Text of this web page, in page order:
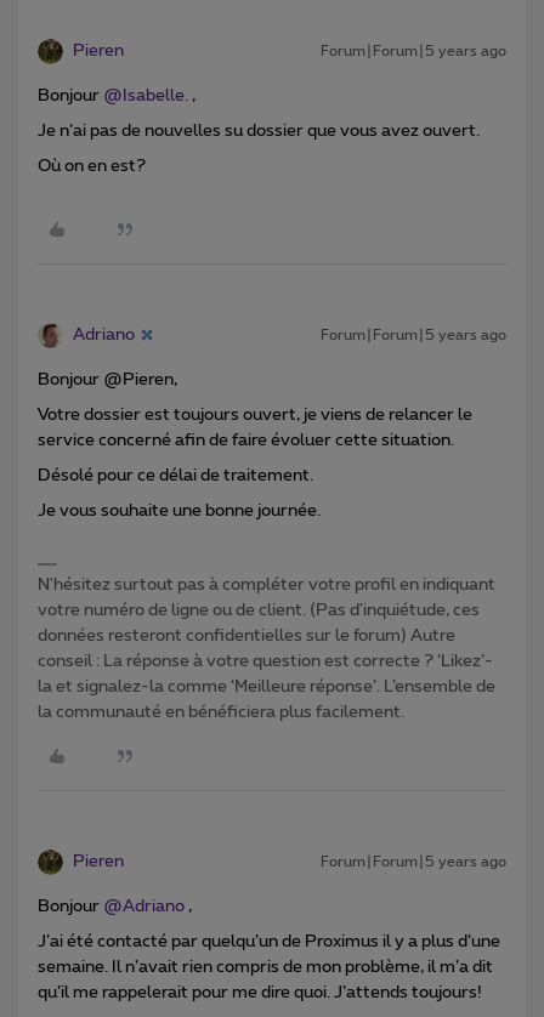
Pieren Forum|Forum|5 years ago
Bonjour @Isabelle. ,
Je n’ai pas de nouvelles su dossier que vous avez ouvert.
Où on en est?
Adriano Forum|Forum|5 years ago
Bonjour @Pieren,
Votre dossier est toujours ouvert, je viens de relancer le
service concerné afin de faire évoluer cette situation.
Désolé pour ce délai de traitement.
Je vous souhaite une bonne journée.
N'hésitez surtout pas à compléter votre profil en indiquant
votre numéro de ligne ou de client. (Pas d'inquiétude, ces
données resteront confidentielles sur le forum) Autre
conseil : La réponse à votre question est correcte ? ‘Likez’-
la et signalez-la comme ‘Meilleure réponse’. L’ensemble de
la communauté en bénéficiera plus facilement.
Pieren Forum|Forum|5 years ago
Bonjour @Adriano ,
J’ai été contacté par quelqu’un de Proximus il y a plus d’une
semaine. Il n’avait rien compris de mon problème, il m’a dit
qu’il me rappelerait pour me dire quoi. J’attends toujours!